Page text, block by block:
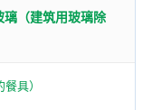
璃（建筑用玻璃除
具）